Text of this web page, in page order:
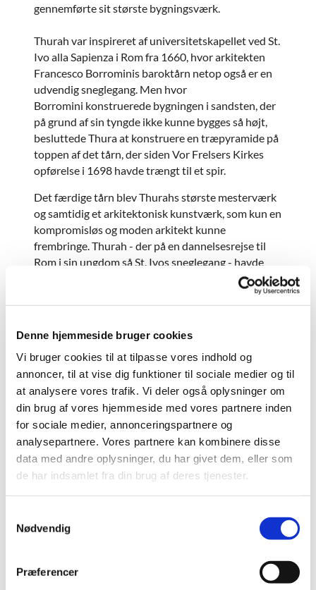
Denne hjemmeside bruger cookies
Vi bruger cookies til at tilpasse vores indhold og
annoncer, til at vise dig funktioner til sociale medier og til
at analysere vores trafik. Vi deler også oplysninger om
din brug af vores hjemmeside med vores partnere inden
for sociale medier, annonceringspartnere og
analysepartnere. Vores partnere kan kombinere disse
data med andre oplysninger, du har givet dem, eller som
de har indsamlet fra din brug af deres tjenester.
Nødvendig
Præferencer
gennemførte sit største bygningsværk.
Thurah var inspireret af universitetskapellet ved St.
Ivo alla Sapienza i Rom fra 1660, hvor arkitekten
Francesco Borrominis baroktårn netop også er en
udvendig sneglegang. Men hvor
Borromini konstruerede bygningen i sandsten, der
på grund af sin tyngde ikke kunne bygges så højt,
besluttede Thura at konstruere en træpyramide på
toppen af det tårn, der siden Vor Frelsers Kirkes
opførelse i 1698 havde trængt til et spir.
Det færdige tårn blev Thurahs største mesterværk
og samtidig et arkitektonisk kunstværk, som kun en
kompromisløs og moden arkitekt kunne
frembringe. Thurah - der på en dannelsesrejse til
Rom i sin ungdom så St. Ivos sneglegang - havde
allerede skrevet på den store danske Vitruvius (et
atlas over kongelige bygninger i Danmark), og han
havde tegnet mange store bygningsværker i
hovedværk.
"Himmelstigen"
Filminstruktøren Niels Vest lavede i 1997 den
prisbelønnede dokumentarfilm "Himmelstigen",
som beskriver de Thurahs liv og arbejde med
tårnets bygning.
n.html